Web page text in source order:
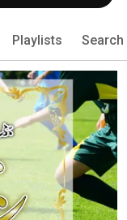
Playlists Search